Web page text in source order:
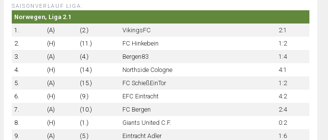
SAISONVERLAUF LIGA:
Norwegen, Liga 2.1
1.
(A) (2.) VikingsFC
2:1
2.
(H) (11.) FC Hinkebein
1:2
3.
(A) (4.) Bergen83
1:4
4.
(H) (14.) Northside Cologne
4:1
5.
(A) (15.) FC SchießEinTor
1:2
6.
(H) (9.) EFC Eintracht
4:2
7.
(A) (10.) FC Bergen
2:4
8.
(H) (1.) Giants United C.F.
0:2
9.
(A) (5.) Eintracht Adler
1:6